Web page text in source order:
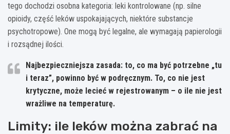
tego dochodzi osobna kategoria: leki kontrolowane (np. silne
opioidy, część leków uspokajających, niektóre substancje
psychotropowe). One mogą być legalne, ale wymagają papierologii
i rozsądnej ilości.
Najbezpieczniejsza zasada: to, co ma być potrzebne „tu
i teraz”, powinno być w podręcznym. To, co nie jest
krytyczne, może lecieć w rejestrowanym – o ile nie jest
wrażliwe na temperaturę.
Limity: ile leków można zabrać na